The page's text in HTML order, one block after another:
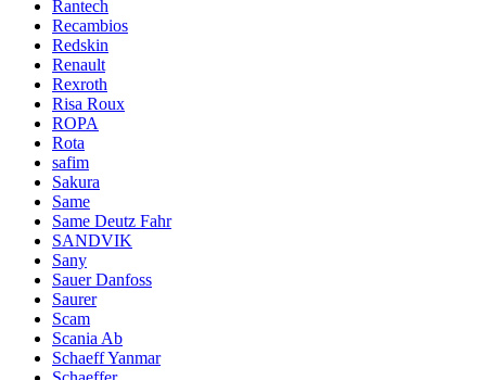
Rantech
Recambios
Redskin
Renault
Rexroth
Risa Roux
ROPA
Rota
safim
Sakura
Same
Same Deutz Fahr
SANDVIK
Sany
Sauer Danfoss
Saurer
Scam
Scania Ab
Schaeff Yanmar